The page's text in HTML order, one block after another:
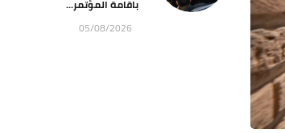
باقامة المؤتمر...
05/08/2026